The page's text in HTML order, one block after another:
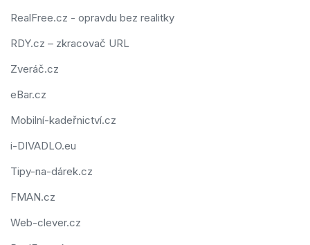
RealFree.cz - opravdu bez realitky
RDY.cz – zkracovač URL
Zveráč.cz
eBar.cz
Mobilní-kadeřnictví.cz
i-DIVADLO.eu
Tipy-na-dárek.cz
FMAN.cz
Web-clever.cz